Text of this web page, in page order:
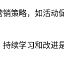
策略，如活动
续学习和改进